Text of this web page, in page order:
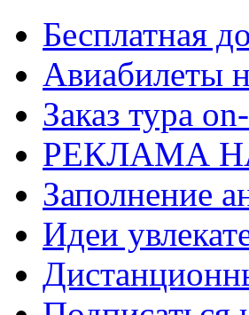
Бесплатная
Авиабилеты
Заказ тура
РЕКЛАМА
Заполнение
Идеи